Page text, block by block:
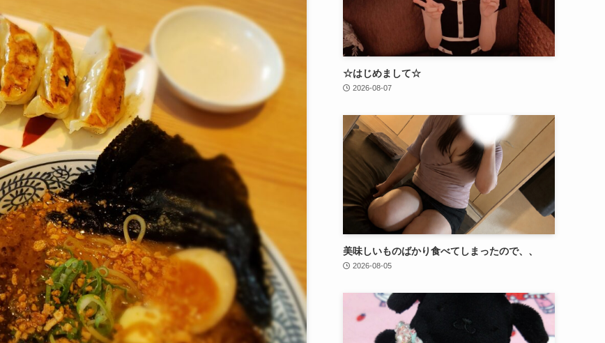
☆はじめまして☆
2026-08-07
美味しいものばかり食べてしまったので、、
2026-08-05